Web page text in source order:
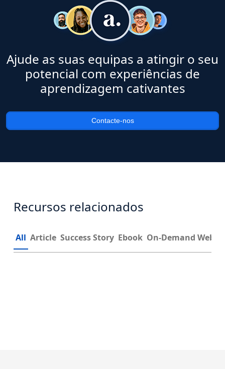
Ajude as suas equipas a atingir o seu
potencial com experiências de
aprendizagem cativantes
Contacte-nos
Recursos relacionados
All Article Success Story Ebook On-Demand